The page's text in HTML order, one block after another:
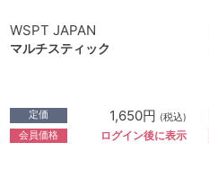
WSPT JAPAN
マルチスティック
定価 1,650円 (税込)
会員価格 ログイン後に表示